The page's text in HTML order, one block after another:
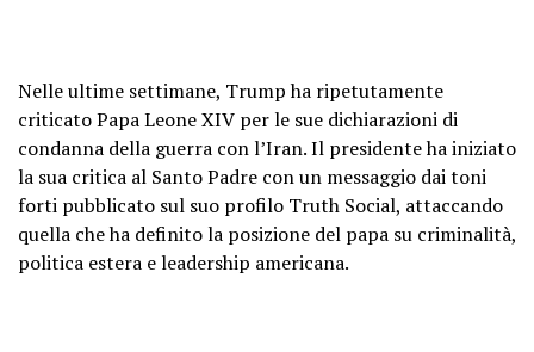
Nelle ultime settimane, Trump ha ripetutamente
criticato Papa Leone XIV per le sue dichiarazioni di
condanna della guerra con l’Iran. Il presidente ha iniziato
la sua critica al Santo Padre con un messaggio dai toni
forti pubblicato sul suo profilo Truth Social, attaccando
quella che ha definito la posizione del papa su criminalità,
politica estera e leadership americana.